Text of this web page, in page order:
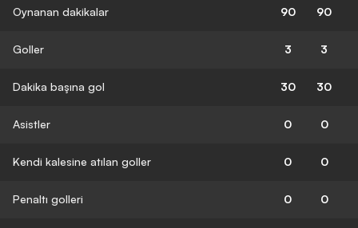
Oynanan dakikalar 90 90
Goller 3 3
Dakika başına gol 30 30
Asistler 0 0
Kendi kalesine atılan goller 0 0
Penaltı golleri 0 0